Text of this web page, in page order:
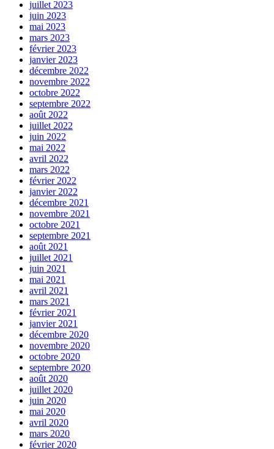
juillet 2023
juin 2023
mai 2023
mars 2023
février 2023
janvier 2023
décembre 2022
novembre 2022
octobre 2022
septembre 2022
août 2022
juillet 2022
juin 2022
mai 2022
avril 2022
mars 2022
février 2022
janvier 2022
décembre 2021
novembre 2021
octobre 2021
septembre 2021
août 2021
juillet 2021
juin 2021
mai 2021
avril 2021
mars 2021
février 2021
janvier 2021
décembre 2020
novembre 2020
octobre 2020
septembre 2020
août 2020
juillet 2020
juin 2020
mai 2020
avril 2020
mars 2020
février 2020